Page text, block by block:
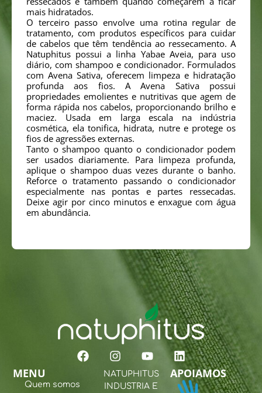
mais hidratados.
O terceiro passo envolve uma rotina regular de
tratamento, com produtos específicos para cuidar
de cabelos que têm tendência ao ressecamento. A
Natuphitus possui a linha Yabae Aveia, para uso
diário, com shampoo e condicionador. Formulados
com Avena Sativa, oferecem limpeza e hidratação
profunda aos fios. A Avena Sativa possui
propriedades emolientes e nutritivas que agem de
forma rápida nos cabelos, proporcionando brilho e
maciez. Usada em larga escala na indústria
cosmética, ela tonifica, hidrata, nutre e protege os
fios de agressões externas.
Tanto o shampoo quanto o condicionador podem
ser usados diariamente. Para limpeza profunda,
aplique o shampoo duas vezes durante o banho.
Reforce o tratamento passando o condicionador
especialmente nas pontas e partes ressecadas.
Deixe agir por cinco minutos e enxague com água
em abundância.
MENU
Quem somos
NATUPHITUS
INDUSTRIA E
APOIAMOS